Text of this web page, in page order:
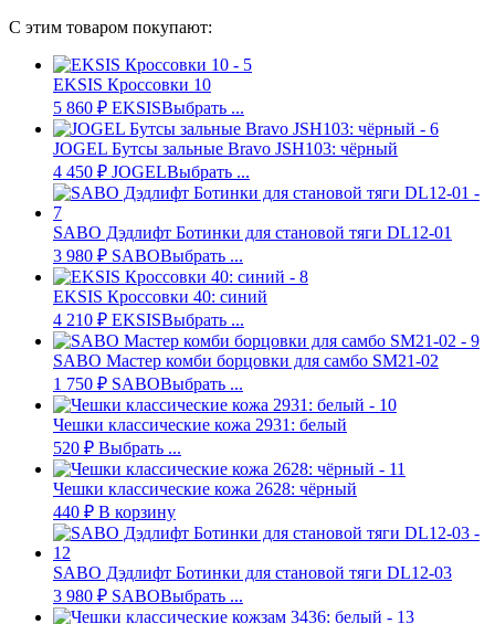
С этим товаром покупают:
EKSIS Кроссовки 10
5 860 ₽ EKSISВыбрать ...
JOGEL Бутсы зальные Bravo JSH103: чёрный
4 450 ₽ JOGELВыбрать ...
SABO Дэдлифт Ботинки для становой тяги DL12-01
3 980 ₽ SABOВыбрать ...
EKSIS Кроссовки 40: синий
4 210 ₽ EKSISВыбрать ...
SABO Мастер комби борцовки для самбо SM21-02
1 750 ₽ SABOВыбрать ...
Чешки классические кожа 2931: белый
520 ₽ Выбрать ...
Чешки классические кожа 2628: чёрный
440 ₽ В корзину
SABO Дэдлифт Ботинки для становой тяги DL12-03
3 980 ₽ SABOВыбрать ...